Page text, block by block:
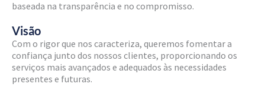
baseada na transparência e no compromisso.
Visão
Com o rigor que nos caracteriza, queremos fomentar a
confiança junto dos nossos clientes, proporcionando os
serviços mais avançados e adequados às necessidades
presentes e futuras.